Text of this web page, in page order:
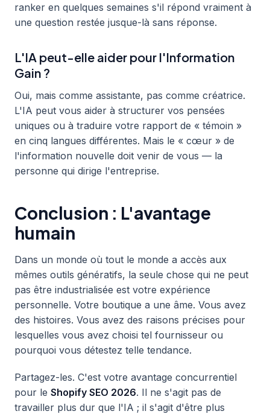
ranker en quelques semaines s'il répond vraiment à
une question restée jusque-là sans réponse.
L'IA peut-elle aider pour l'Information
Gain ?
Oui, mais comme assistante, pas comme créatrice.
L'IA peut vous aider à structurer vos pensées
uniques ou à traduire votre rapport de « témoin »
en cinq langues différentes. Mais le « cœur » de
l'information nouvelle doit venir de vous — la
personne qui dirige l'entreprise.
Conclusion : L'avantage
humain
Dans un monde où tout le monde a accès aux
mêmes outils génératifs, la seule chose qui ne peut
pas être industrialisée est votre expérience
personnelle. Votre boutique a une âme. Vous avez
des histoires. Vous avez des raisons précises pour
lesquelles vous avez choisi tel fournisseur ou
pourquoi vous détestez telle tendance.
Partagez-les. C'est votre avantage concurrentiel
pour le Shopify SEO 2026. Il ne s'agit pas de
travailler plus dur que l'IA ; il s'agit d'être plus